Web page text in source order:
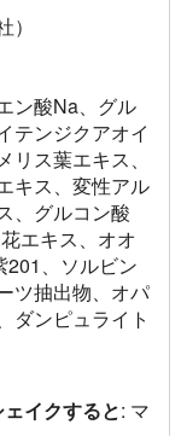
ン酸Na、グル
テンジクアオイ
ス葉エキス、
キス、変性アル
、グルコン酸
エキス、オオ
201、ソルビン
ツ抽出物、オパ
ダンピュライト
ェイクすると: マ